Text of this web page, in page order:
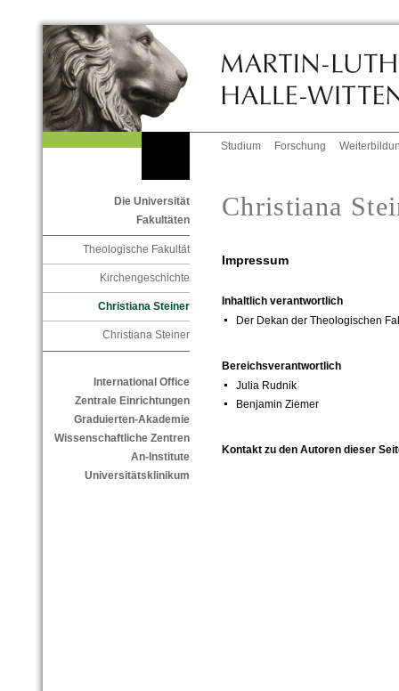
Studium Forschung
Die Universität
Fakultäten
Theologische Fakultät
Kirchengeschichte
Christiana Steiner
Christiana Steiner
International Office
Zentrale Einrichtungen
Graduierten-Akademie
Wissenschaftliche Zentren
An-Institute
Universitätsklinikum
Christiana
Impressum
Inhaltlich verantwortlich
Der Dekan der Theologischen
Bereichsverantwortlich
Julia Rudnik
Benjamin Ziemer
Kontakt zu den Autoren dieser